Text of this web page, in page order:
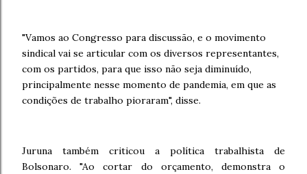
"Vamos ao Congresso para discussão, e o movimento
sindical vai se articular com os diversos representantes,
com os partidos, para que isso não seja diminuído,
principalmente nesse momento de pandemia, em que as
condições de trabalho pioraram", disse.
Juruna também criticou a política trabalhista de
Bolsonaro. "Ao cortar do orçamento, demonstra o